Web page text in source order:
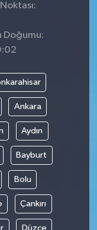
Doğumu:
Ankara
Aydın
Bayburt
Bolu
Çankırı
Düzce